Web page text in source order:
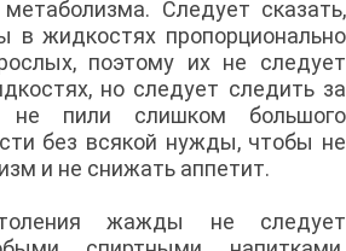
Следует сказать,
в жидкостях пропорционально
поэтому их не следует
но следует следить за
пили слишком большого
без всякой нужды, чтобы не
и не снижать аппетит.
жажды не следует